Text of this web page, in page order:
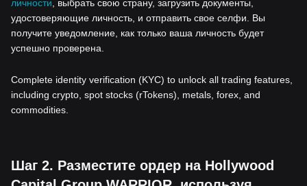
личности , выбрать свою страну, загрузить документы,
удостоверяющие личность, и отправить свое селфи. Вы
получите уведомление, как только ваша личность будет
успешно проверена.
Complete identity verification (KYC) to unlock all trading features,
including crypto, spot stocks (rTokens), metals, forex, and
commodities.
Шаг 2. Разместите ордер на Hollywood